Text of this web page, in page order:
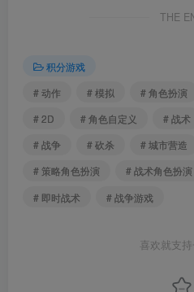
THE
积分游戏
# 动作
# 模拟 # 角色扮演
# 2D
# 角色自定义 # 战术
# 战争
# 砍杀 # 城市营造
# 策略角色扮演
# 战术角色扮演
# 即时战术
# 战争游戏
喜欢就支